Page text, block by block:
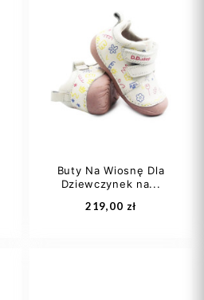
21
Dodaj do koszyka
Buty Na Wiosnę Dla
Dziewczynek na...
219,00 zł